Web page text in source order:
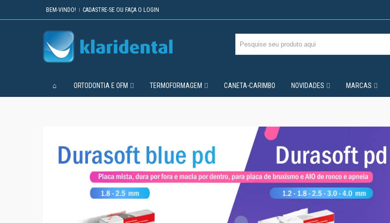
BEM-VINDO! CADASTRE-SE OU FAÇA O LOGIN
ORTODONTIA E OFM TERMOFORMAGEM CANETA-CARIMBO NOVIDADES MARCAS